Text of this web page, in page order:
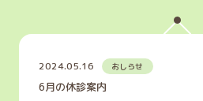
2024.05.16 おしらせ
6月の休診案内